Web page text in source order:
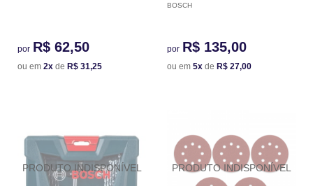
por R$ 62,50
ou em 2x de R$ 31,25
BOSCH
por R$ 135,00
ou em 5x de R$ 27,00